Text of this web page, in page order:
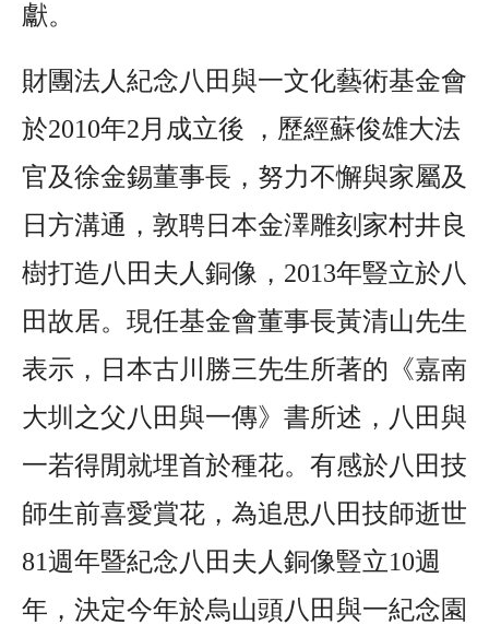
獻。
財團法人紀念八田與一文化藝術基金會
於2010年2月成立後 ，歷經蘇俊雄大法
官及徐金錫董事長，努力不懈與家屬及
日方溝通，敦聘日本金澤雕刻家村井良
樹打造八田夫人銅像，2013年豎立於八
田故居。現任基金會董事長黃清山先生
表示，日本古川勝三先生所著的《嘉南
大圳之父八田與一傳》書所述，八田與
一若得閒就埋首於種花。有感於八田技
師生前喜愛賞花，為追思八田技師逝世
81週年暨紀念八田夫人銅像豎立10週
年，決定今年於烏山頭八田與一紀念園